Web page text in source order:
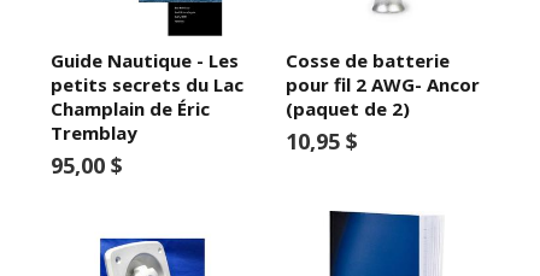
Guide Nautique - Les
petits secrets du Lac
Champlain de Éric
Tremblay
95,00 $
Cosse de batterie
pour fil 2 AWG- Ancor
(paquet de 2)
10,95 $